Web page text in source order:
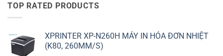
TOP RATED PRODUCTS
XPRINTER XP-N260H MÁY IN HÓA ĐƠN NHIỆT
(K80, 260MM/S)